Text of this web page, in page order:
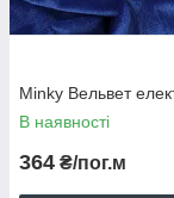
Плюш —
Тканини
Поспішайте
здійснити
Minky Вельвет
В наявності
364 ₴/пог.м